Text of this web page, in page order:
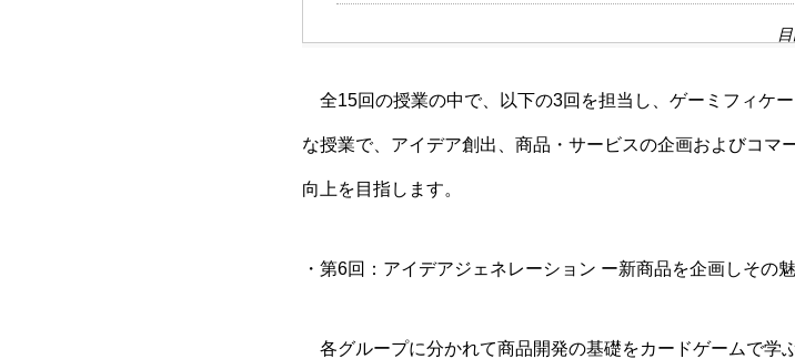
全15回の授業の中で、以下の3回を担当し、ゲーミフィケ
な授業で、アイデア創出、商品・サービスの企画およびコ
向上を目指します。
・第6回：アイデアジェネレーション ー新商品を企画しその
各グループに分かれて商品開発の基礎をカードゲームで学